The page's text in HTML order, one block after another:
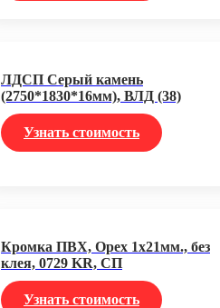
ЛДСП Серый камень
(2750*1830*16мм), ВЛД (38)
Узнать стоимость
Кромка ПВХ, Орех 1х21мм., без
клея, 0729 KR, СП
Узнать стоимость